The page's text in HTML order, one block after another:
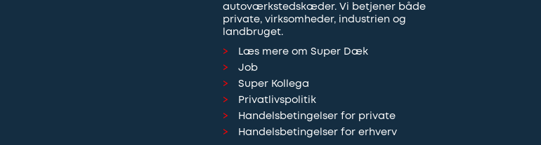
autoværkstedskæder. Vi betjener både
private, virksomheder, industrien og
landbruget.
Læs mere om Super Dæk
Job
Super Kollega
Privatlivspolitik
Handelsbetingelser for private
Handelsbetingelser for erhverv